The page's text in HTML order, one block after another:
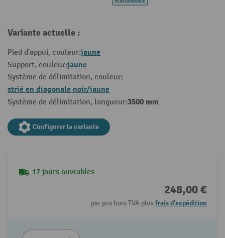
Variante actuelle :
Pied d'appui, couleur:jaune
Support, couleur:jaune
Système de délimitation, couleur:
strié en diagonale noir/jaune
Système de délimitation, longueur:3500 mm
Configurer la variante
17 jours ouvrables
248,00 €
par pcs hors TVA plusfrais d'expédition